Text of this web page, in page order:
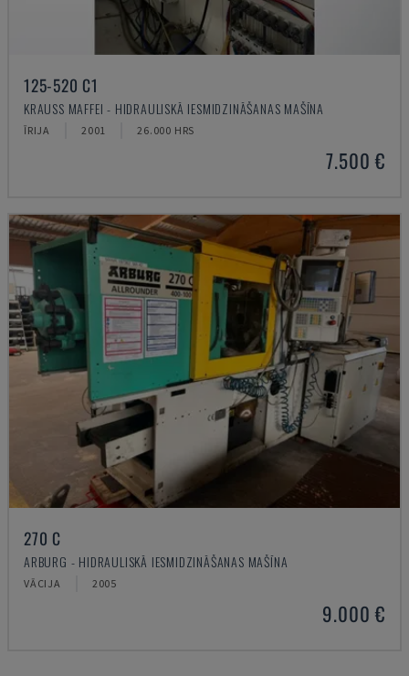
125-520 C1
KRAUSS MAFFEI - HIDRAULISKĀ IESMIDZINĀŠANAS MAŠĪNA
ĪRIJA 2001 26.000 HRS
7.500 €
270 C
ARBURG - HIDRAULISKĀ IESMIDZINĀŠANAS MAŠĪNA
VĀCIJA 2005
9.000 €